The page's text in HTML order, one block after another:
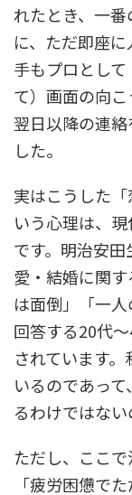
れたとき、一
に、ただ即座
手もプロとし
て）画面の向こ
翌日以降の連
した。
実はこうした
いう心理は、
です。明治安
愛・結婚に関
は面倒」「一
回答する20代
されています
いるのであっ
るわけではない
ただし、ここ
「疲労困憊で